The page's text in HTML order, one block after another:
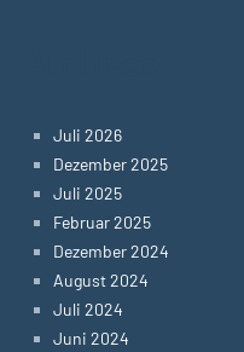
Juli 2026
Dezember 2025
Juli 2025
Februar 2025
Dezember 2024
August 2024
Juli 2024
Juni 2024